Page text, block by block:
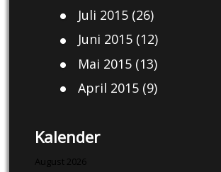
Juli 2015(26)
Juni 2015(12)
Mai 2015(13)
April 2015(9)
Kalender
August 2026